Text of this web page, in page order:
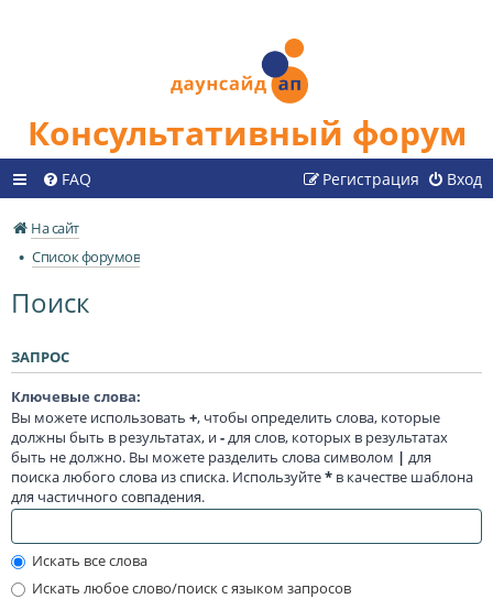
Консультативный форум
FAQ Вход
Регистрация
На сайт
Список форумов
Поиск
ЗАПРОС
Ключевые слова:
Вы можете использовать +, чтобы определить слова, которые
должны быть в результатах, и- для слов, которых в результатах
быть не должно. Вы можете разделить слова символом | для
поиска любого слова из списка. Используйте* в качестве шаблона
для частичного совпадения.
Искать все слова
Искать любое слово/поиск с языком запросов